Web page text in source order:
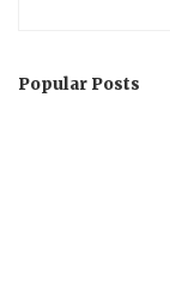
Popular Posts